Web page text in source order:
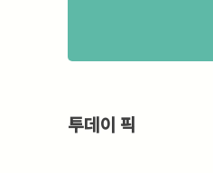
투데이 픽